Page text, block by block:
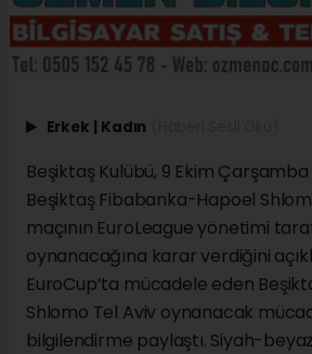
Erkek | Kadın
Beşiktaş Kulübü, 9 Ekim
Beşiktaş Fibabanka-Hapoel
maçının EuroLeague yönetimi
oynanacağına karar verdiğini
EuroCup’ta mücadele eden
Shlomo Tel Aviv oynanacak
bilgilendirme paylaştı. Siyah-